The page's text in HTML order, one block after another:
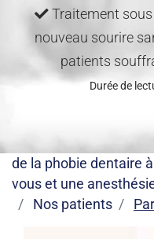
Traitement
nouveau sourire
patients
Durée de
de la phobie dentaire
vous et une
Nos patients